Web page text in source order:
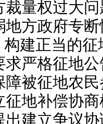
裁量权过大
地方政府专
构建正当的
求严格征地
障被征地农
征地补偿协
出建立争议